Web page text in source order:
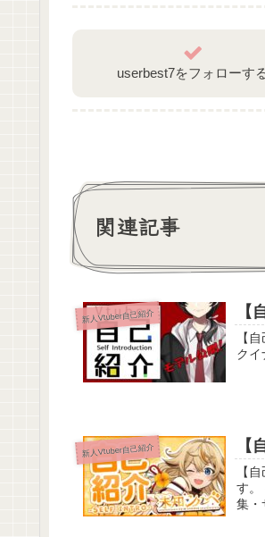
userbest7をフォローす
関連記事
新人Vtuber自己紹介 【
【自
クイ
新人Vtuber自己紹介 【
【自
す。
集・